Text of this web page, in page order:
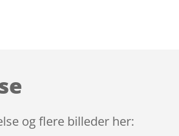
og flere billeder her: